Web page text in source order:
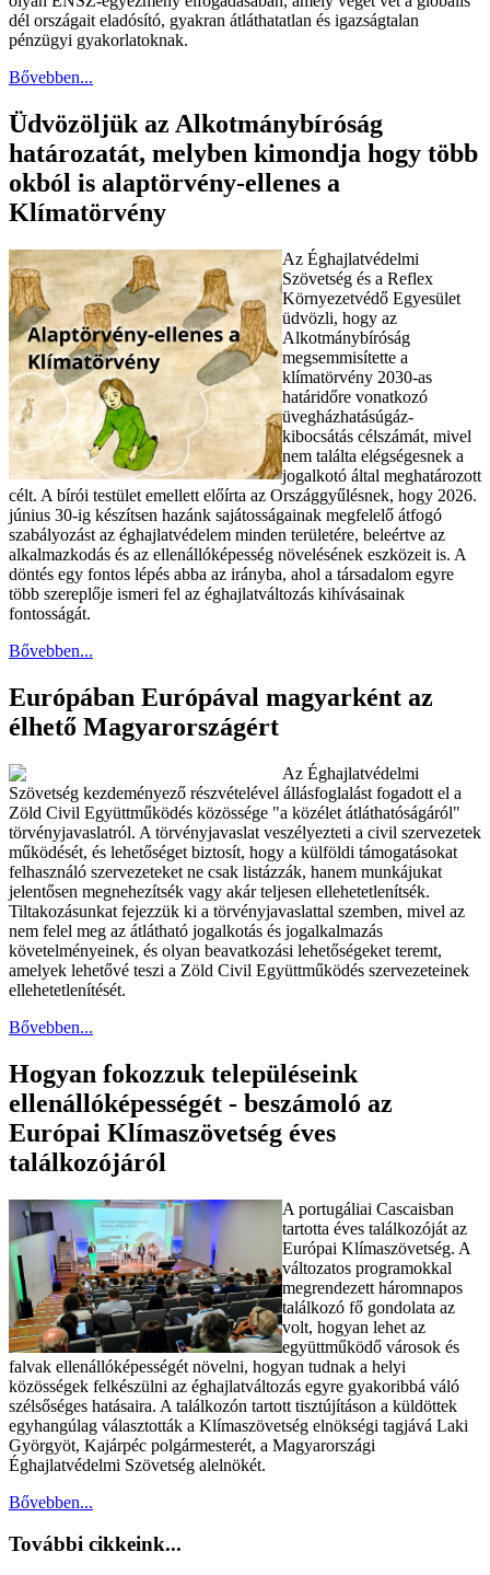
dél országait eladósító, gyakran átláthatatlan és igazságtalan
pénzügyi gyakorlatoknak.
Bővebben...
Üdvözöljük az Alkotmánybíróság
határozatát, melyben kimondja hogy több
okból is alaptörvény-ellenes a
Klímatörvény
Az Éghajlatvédelmi
Szövetség és a Reflex
Környezetvédő Egyesület
üdvözli, hogy az
Alkotmánybíróság
megsemmisítette a
klímatörvény 2030-as
határidőre vonatkozó
üvegházhatásúgáz-
kibocsátás célszámát, mivel
nem találta elégségesnek a
jogalkotó által meghatározott
célt. A bírói testület emellett előírta az Országgyűlésnek, hogy 2026.
június 30-ig készítsen hazánk sajátosságainak megfelelő átfogó
szabályozást az éghajlatvédelem minden területére, beleértve az
alkalmazkodás és az ellenállóképesség növelésének eszközeit is. A
döntés egy fontos lépés abba az irányba, ahol a társadalom egyre
több szereplője ismeri fel az éghajlatváltozás kihívásainak
fontosságát.
Bővebben...
Európában Európával magyarként az
élhető Magyarországért
Az Éghajlatvédelmi
Szövetség kezdeményező részvételével állásfoglalást fogadott el a
Zöld Civil Együttműködés közössége "a közélet átláthatóságáról"
törvényjavaslatról. A törvényjavaslat veszélyezteti a civil szervezetek
működését, és lehetőséget biztosít, hogy a külföldi támogatásokat
felhasználó szervezeteket ne csak listázzák, hanem munkájukat
jelentősen megnehezítsék vagy akár teljesen ellehetetlenítsék.
Tiltakozásunkat fejezzük ki a törvényjavaslattal szemben, mivel az
nem felel meg az átlátható jogalkotás és jogalkalmazás
követelményeinek, és olyan beavatkozási lehetőségeket teremt,
amelyek lehetővé teszi a Zöld Civil Együttműködés szervezeteinek
ellehetetlenítését.
Bővebben...
Hogyan fokozzuk településeink
ellenállóképességét - beszámoló az
Európai Klímaszövetség éves
találkozójáról
A portugáliai Cascaisban
tartotta éves találkozóját az
Európai Klímaszövetség. A
változatos programokkal
megrendezett háromnapos
találkozó fő gondolata az
volt, hogyan lehet az
együttműködő városok és
falvak ellenállóképességét növelni, hogyan tudnak a helyi
közösségek felkészülni az éghajlatváltozás egyre gyakoribbá váló
szélsőséges hatásaira. A találkozón tartott tisztújításon a küldöttek
egyhangúlag választották a Klímaszövetség elnökségi tagjává Laki
Györgyöt, Kajárpéc polgármesterét, a Magyarországi
Éghajlatvédelmi Szövetség alelnökét.
Bővebben...
További cikkeink...